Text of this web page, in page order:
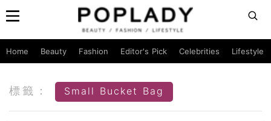
Home Beauty Fashion Editor's Pick Celebrities Lifestyle
標籤： Small Bucket Bag